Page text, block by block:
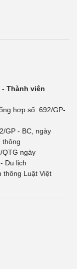
Thành viên
hợp số: 692/GP-
GP - BC, ngày
thông
QTG ngày
Du lịch
thông Luật Việt